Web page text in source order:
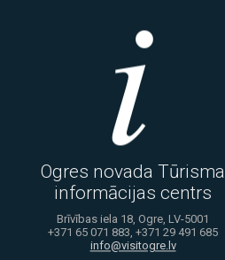
Ogres novada Tūrisma
informācijas centrs
Brīvības iela 18, Ogre, LV-5001
+371 65 071 883, +371 29 491 685
info@visitogre.lv